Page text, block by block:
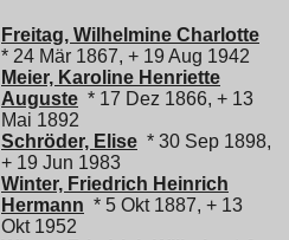
Freitag, Wilhelmine Charlotte
* 24 Mär 1867, + 19 Aug 1942
Meier, Karoline Henriette
Auguste * 17 Dez 1866, + 13
Mai 1892
Schröder, Elise * 30 Sep 1898,
+ 19 Jun 1983
Winter, Friedrich Heinrich
Hermann * 5 Okt 1887, + 13
Okt 1952